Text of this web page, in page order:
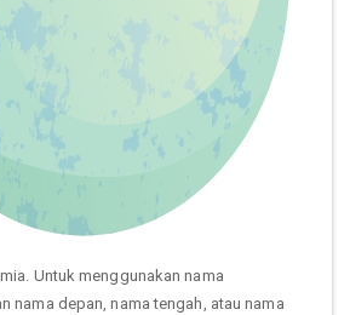
Untuk menggunakan nama
nama depan, nama tengah, atau nama